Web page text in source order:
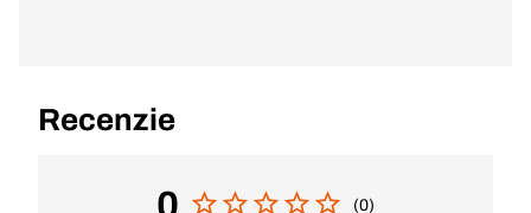
Recenzie
(0)